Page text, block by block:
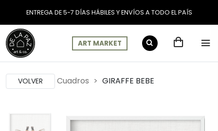
ENTREGA DE 5-7 DÍAS HÁBILES Y ENVÍOS A TODO EL PAÍS
ART MARKET
VOLVER Cuadros GIRAFFE BEBE